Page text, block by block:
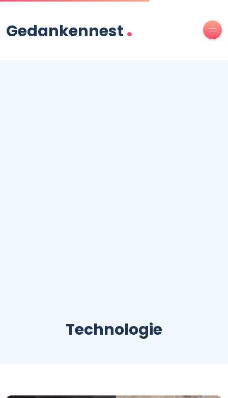
Gedankennest.
Technologie